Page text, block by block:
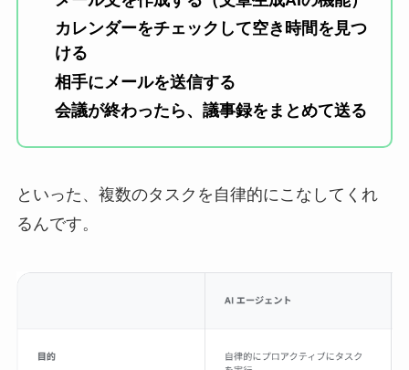
カレンダーをチェックして空き時間を見つ
ける
相手にメールを送信する
会議が終わったら、議事録をまとめて送る
といった、複数のタスクを自律的にこなしてくれ
るんです。